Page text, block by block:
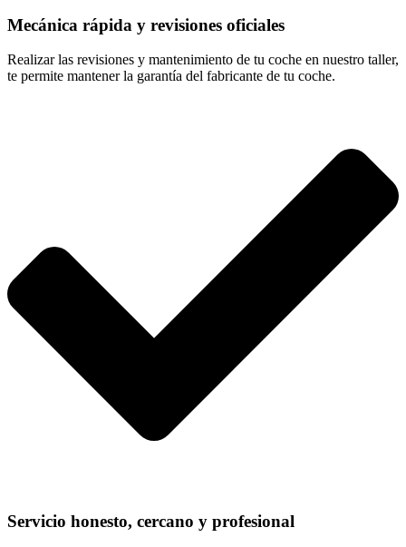
Mecánica rápida y revisiones oficiales
Realizar las revisiones y mantenimiento de tu coche en nuestro taller,
te permite mantener la garantía del fabricante de tu coche.
Servicio honesto, cercano y profesional